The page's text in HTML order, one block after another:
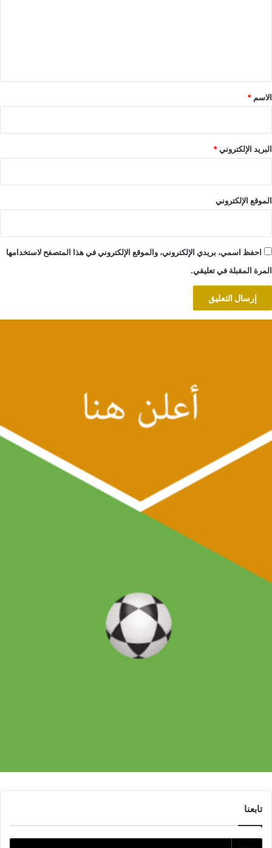
*
الاسم *
البريد الإلكتروني*
الموقع الإلكتروني
احفظ اسمي، بريدي الإلكتروني، والموقع الإلكتروني في هذا المتصفح لاستخدامها
المرة المقبلة في تعليقي.
تابعنا